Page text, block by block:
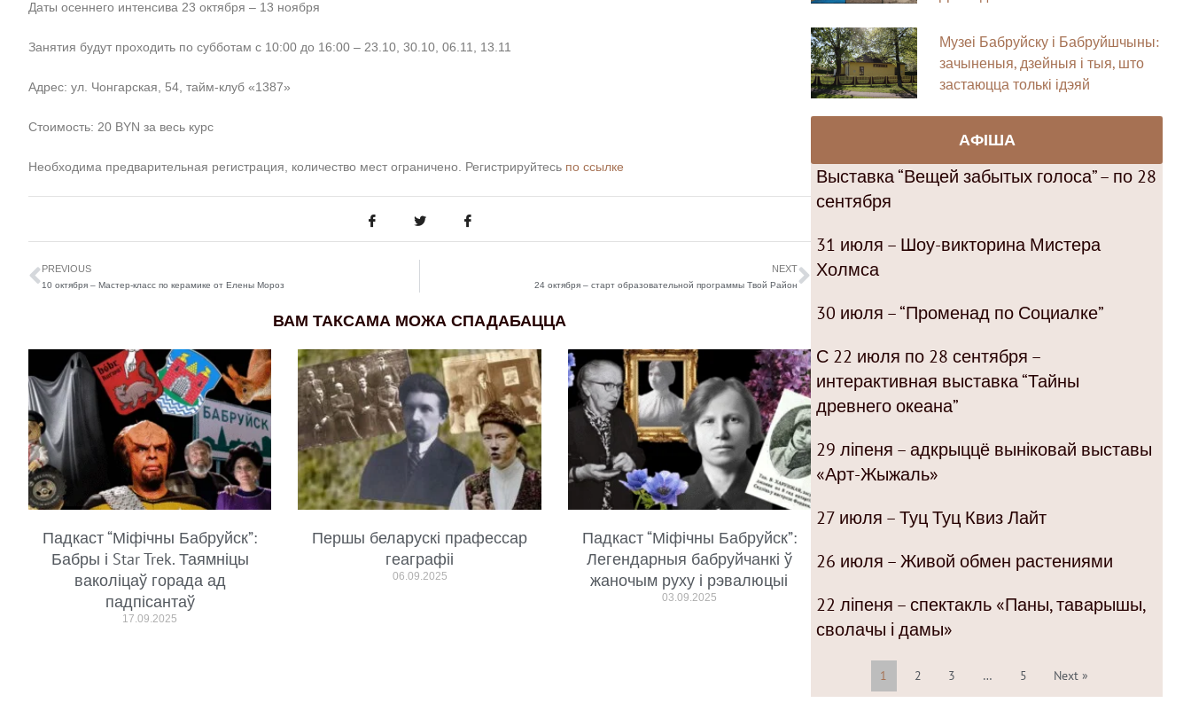
Даты осеннего интенсива 23 октября – 13 ноября
Занятия будут проходить по субботам с 10:00 до 16:00 – 23.10, 30.10, 06.11, 13.11
Адрес: ул. Чонгарская, 54, тайм-клуб «1387»
Стоимость: 20 BYN за весь курс
Необходима предварительная регистрация, количество мест ограничено. Регистрируйтесь по ссылке
PREVIOUS
10 октября – Мастер-класс по керамике от Елены Мороз
NEXT
24 октября – старт образовательной программы Твой Район
ВАМ ТАКСАМА МОЖА СПАДАБАЦЦА
Падкаст “Міфічны Бабруйск”:
Бабры і Star Trek. Таямніцы
ваколіцаў горада ад
падпісантаў
17.09.2025
Першы беларускі прафессар
геаграфіі
06.09.2025
Падкаст “Міфічны Бабруйск”:
Легендарныя бабруйчанкі ў
жаночым руху і рэвалюцыі
03.09.2025
Музеі Бабруйску і Бабруйшчыны:
зачыненыя, дзейныя і тыя, што
застаюцца толькі ідэяй
АФІША
Выставка “Вещей забытых голоса” – по 28
сентября
31 июля – Шоу-викторина Мистера
Холмса
30 июля – “Променад по Социалке”
С 22 июля по 28 сентября –
интерактивная выставка “Тайны
древнего океана”
29 ліпеня – адкрыццё выніковай выставы
«Арт-Жыжаль»
27 июля – Туц Туц Квиз Лайт
26 июля – Живой обмен растениями
22 ліпеня – спектакль «Паны, таварышы,
сволачы і дамы»
1 2 3 … 5 Next »